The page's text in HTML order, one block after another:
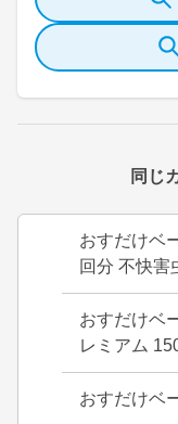
同じ
おすだけベ
回分 不快害
おすだけベ
レミアム
おすだけベ